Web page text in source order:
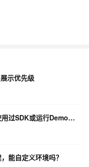
示优先级
应用研发平台EMAS在Android14手机使用过SDK或运行Demo进行相片或视频选择？有无问题？
能自定义环境吗？